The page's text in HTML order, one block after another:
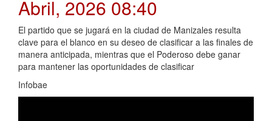
Abril, 2026 08:40
El partido que se jugará en la ciudad de Manizales resulta
clave para el blanco en su deseo de clasificar a las finales de
manera anticipada, mientras que el Poderoso debe ganar
para mantener las oportunidades de clasificar
Infobae